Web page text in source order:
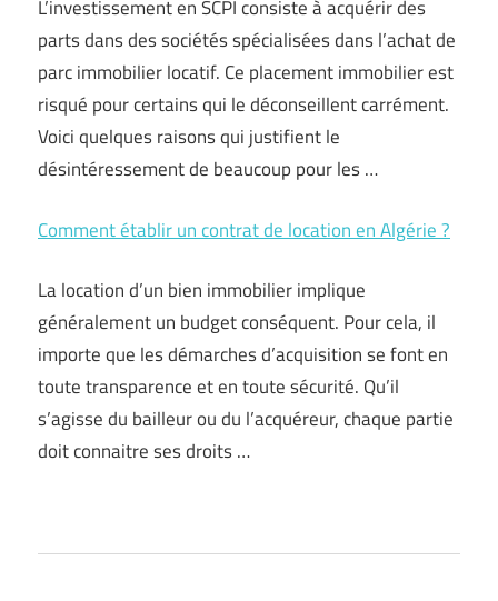
L’investissement en SCPI consiste à acquérir des
parts dans des sociétés spécialisées dans l’achat de
parc immobilier locatif. Ce placement immobilier est
risqué pour certains qui le déconseillent carrément.
Voici quelques raisons qui justifient le
désintéressement de beaucoup pour les …
Comment établir un contrat de location en Algérie ?
La location d’un bien immobilier implique
généralement un budget conséquent. Pour cela, il
importe que les démarches d’acquisition se font en
toute transparence et en toute sécurité. Qu’il
s’agisse du bailleur ou du l’acquéreur, chaque partie
doit connaitre ses droits …